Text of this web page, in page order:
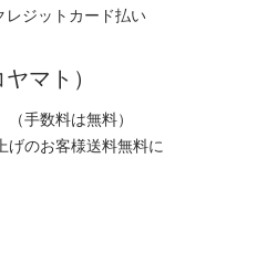
マト）
手数料は無料）
のお客様送料無料に